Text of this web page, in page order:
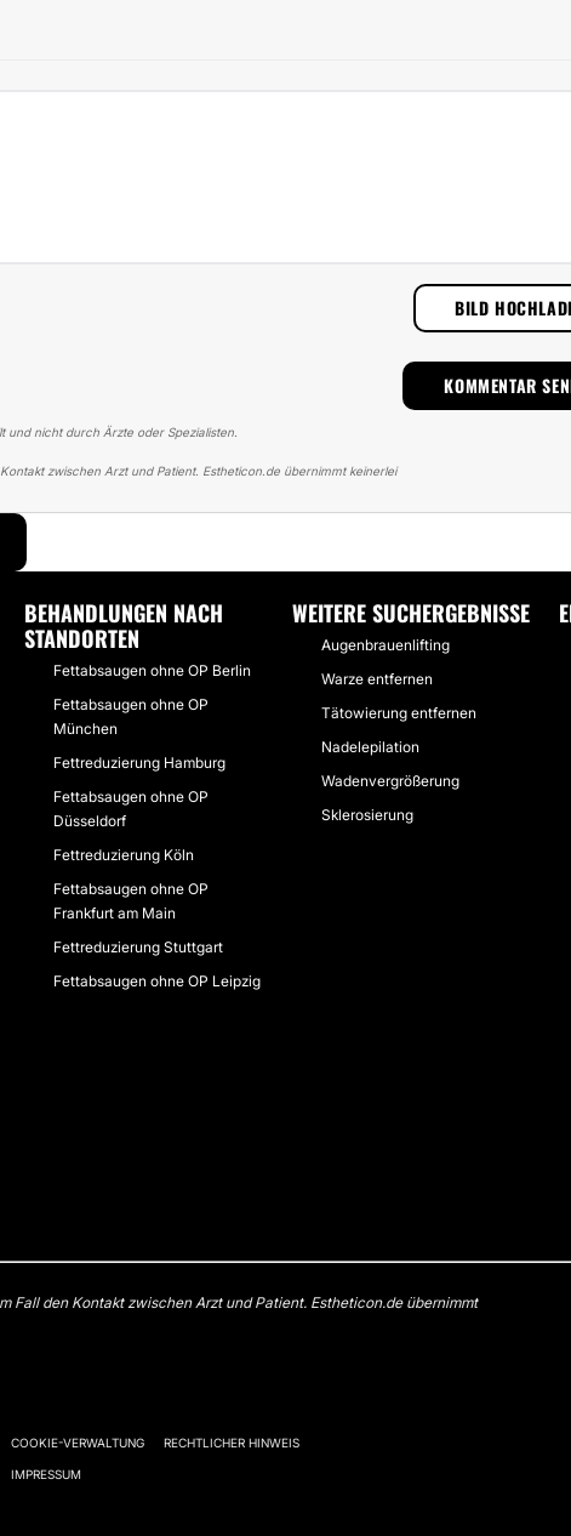
BILD
nicht durch Ärzte oder Spezialisten.
zwischen Arzt und Patient. Estheticon.de übernimmt keinerlei
ÜBER FETTABSAUGEN OHNE OP
BEHANDLUNGEN NACH
STANDORTEN
Fettabsaugen ohne OP Berlin
Fettabsaugen ohne OP
München
Fettreduzierung Hamburg
Fettabsaugen ohne OP
Düsseldorf
Fettreduzierung Köln
Fettabsaugen ohne OP
Frankfurt am Main
Fettreduzierung Stuttgart
Fettabsaugen ohne OP Leipzig
WEITERE SUCHERGEBNISSE
Augenbrauenlifting
Warze entfernen
Tätowierung entfernen
Nadelepilation
Wadenvergrößerung
Sklerosierung
Fall den Kontakt zwischen Arzt und Patient. Estheticon.de übernimmt
COOKIE-VERWALTUNG RECHTLICHER HINWEIS
IMPRESSUM